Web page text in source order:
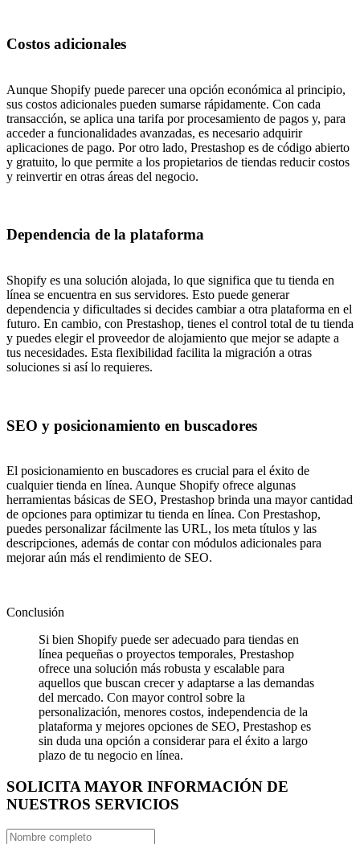
Costos adicionales
Aunque Shopify puede parecer una opción económica al principio,
sus costos adicionales pueden sumarse rápidamente. Con cada
transacción, se aplica una tarifa por procesamiento de pagos y, para
acceder a funcionalidades avanzadas, es necesario adquirir
aplicaciones de pago. Por otro lado, Prestashop es de código abierto
y gratuito, lo que permite a los propietarios de tiendas reducir costos
y reinvertir en otras áreas del negocio.
Dependencia de la plataforma
Shopify es una solución alojada, lo que significa que tu tienda en
línea se encuentra en sus servidores. Esto puede generar
dependencia y dificultades si decides cambiar a otra plataforma en el
futuro. En cambio, con Prestashop, tienes el control total de tu tienda
y puedes elegir el proveedor de alojamiento que mejor se adapte a
tus necesidades. Esta flexibilidad facilita la migración a otras
soluciones si así lo requieres.
SEO y posicionamiento en buscadores
El posicionamiento en buscadores es crucial para el éxito de
cualquier tienda en línea. Aunque Shopify ofrece algunas
herramientas básicas de SEO, Prestashop brinda una mayor cantidad
de opciones para optimizar tu tienda en línea. Con Prestashop,
puedes personalizar fácilmente las URL, los meta títulos y las
descripciones, además de contar con módulos adicionales para
mejorar aún más el rendimiento de SEO.
Conclusión
Si bien Shopify puede ser adecuado para tiendas en
línea pequeñas o proyectos temporales, Prestashop
ofrece una solución más robusta y escalable para
aquellos que buscan crecer y adaptarse a las demandas
del mercado. Con mayor control sobre la
personalización, menores costos, independencia de la
plataforma y mejores opciones de SEO, Prestashop es
sin duda una opción a considerar para el éxito a largo
plazo de tu negocio en línea.
SOLICITA MAYOR INFORMACIÓN DE
NUESTROS SERVICIOS